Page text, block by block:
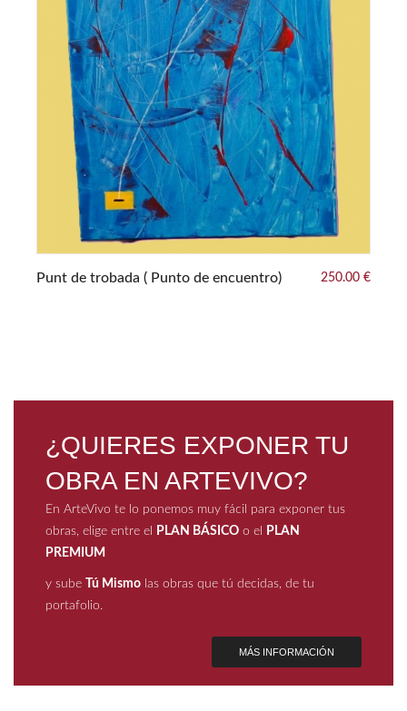
Punt de trobada ( Punto de encuentro) 250.00 €
¿QUIERES EXPONER TU
OBRA EN ARTEVIVO?
En ArteVivo te lo ponemos muy fácil para exponer tus
obras, elige entre el
PLAN BÁSICO o el
PLAN
PREMIUM
y sube Tú Mismo las obras que tú decidas, de tu
portafolio.
MÁS INFORMACIÓN